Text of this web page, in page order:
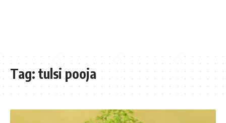
Tag: tulsi pooja